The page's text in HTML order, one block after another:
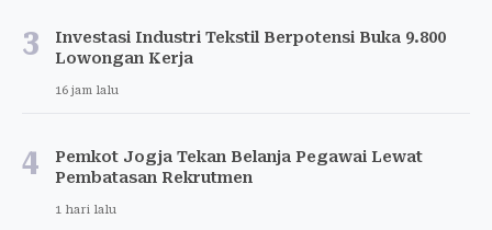
3
Investasi Industri Tekstil Berpotensi Buka 9.800
Lowongan Kerja
16 jam lalu
4
Pemkot Jogja Tekan Belanja Pegawai Lewat
Pembatasan Rekrutmen
1 hari lalu